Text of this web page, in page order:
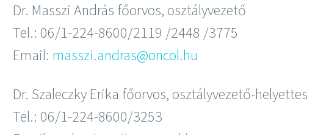
Dr. Masszi András főorvos, osztályvezető
Tel.: 06/1-224-8600/2119 /2448 /3775
Email: masszi.andras@oncol.hu
Dr. Szaleczky Erika főorvos, osztályvezető-helyettes
Tel.: 06/1-224-8600/3253